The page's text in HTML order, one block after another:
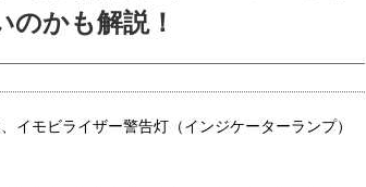
かも解説！
イモビライザー警告灯（インジケーターランプ）